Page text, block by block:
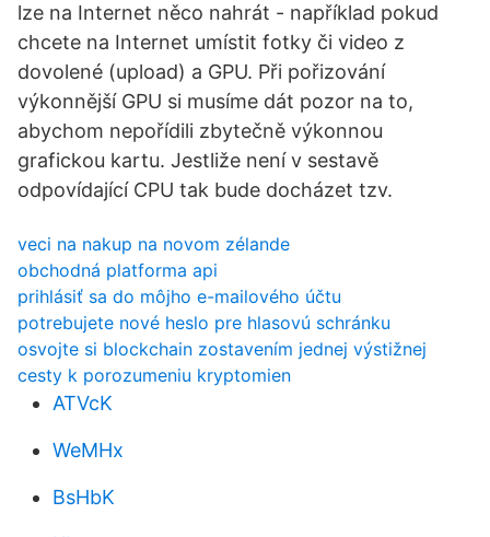
lze na Internet něco nahrát - například pokud
chcete na Internet umístit fotky či video z
dovolené (upload) a GPU. Při pořizování
výkonnější GPU si musíme dát pozor na to,
abychom nepořídili zbytečně výkonnou
grafickou kartu. Jestliže není v sestavě
odpovídající CPU tak bude docházet tzv.
veci na nakup na novom zélande
obchodná platforma api
prihlásiť sa do môjho e-mailového účtu
potrebujete nové heslo pre hlasovú schránku
osvojte si blockchain zostavením jednej výstižnej
cesty k porozumeniu kryptomien
ATVcK
WeMHx
BsHbK